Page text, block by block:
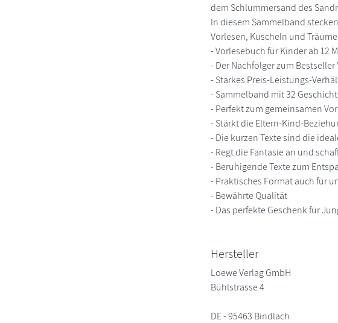
dem Schlummersand des
In diesem Sammelband
Vorlesen, Kuscheln und
- Vorlesebuch für Kinder ab 12
- Der Nachfolger zum
- Starkes Preis-Leistungs-
- Sammelband mit 32
- Perfekt zum gemeinsamen
- Stärkt die Eltern-Kind-
- Die kurzen Texte sind die
- Regt die Fantasie an und
- Beruhigende Texte zum
- Praktisches Format auch für
- Bewährte Qualität
- Das perfekte Geschenk für
Hersteller
Loewe Verlag GmbH
Bühlstrasse 4
DE - 95463 Bindlach